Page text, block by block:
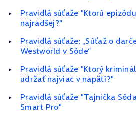
Pravidlá súťaže "Ktorú
najradšej?"
Pravidlá súťaže: „Súťaž o
Westworld v Sóde“
Pravidlá súťaže "Ktorý
udržať najviac v napätí?"
Pravidlá súťaže "Tajnička
Smart Pro"